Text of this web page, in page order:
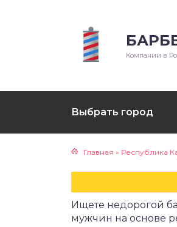
Компании в
Выбрать город
Главная » Республика
Ищете недорогой
мужчин на основе